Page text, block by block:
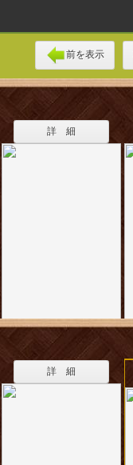
前を表示
詳 細
詳 細